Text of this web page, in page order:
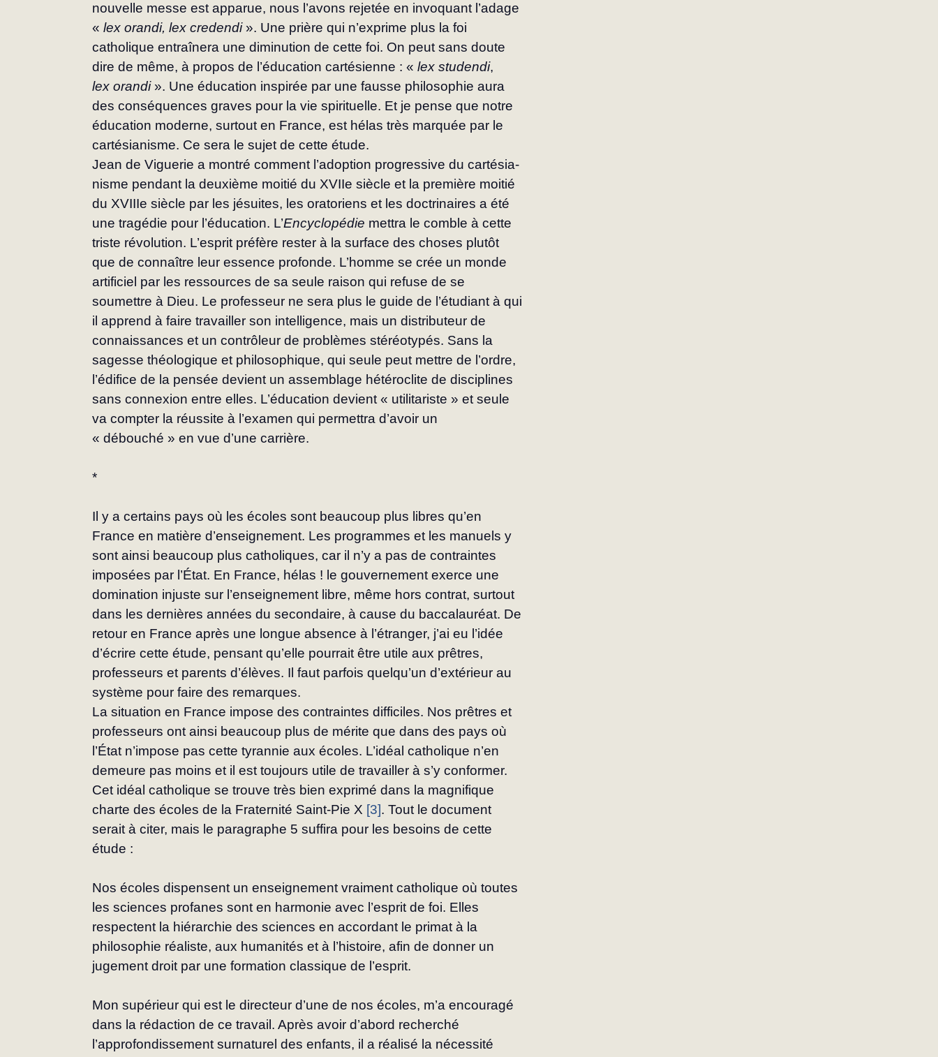
nouvelle messe est apparue, nous l’avons rejetée en invoquant l’adage
« lex orandi, lex credendi ». Une prière qui n’exprime plus la foi
catholique entraînera une diminution de cette foi. On peut sans doute
dire de même, à propos de l’éducation cartésienne : « lex studendi,
lex orandi ». Une éducation inspirée par une fausse philosophie aura
des consé­quences graves pour la vie spirituelle. Et je pense que notre
éducation moderne, surtout en France, est hélas très marquée par le
cartésianisme. Ce sera le sujet de cette étude.
Jean de Viguerie a montré comment l’adoption progressive du cartésia­
nisme pendant la deuxième moitié du XVIIe siècle et la première moitié
du XVIIIe siècle par les jésuites, les oratoriens et les doctrinaires a été
une tragédie pour l’éducation. L’Encyclopédie mettra le comble à cette
triste révolution. L’esprit préfère rester à la surface des choses plutôt
que de connaître leur essence pro­fonde. L’homme se crée un monde
artificiel par les ressources de sa seule raison qui refuse de se
soumettre à Dieu. Le professeur ne sera plus le guide de l’étu­diant à qui
il apprend à faire travailler son intelligence, mais un distributeur de
connaissances et un contrôleur de problèmes stéréotypés. Sans la
sagesse théolo­gique et philosophique, qui seule peut mettre de l’ordre,
l’édifice de la pensée devient un assemblage hétéroclite de disciplines
sans connexion entre elles. L’éducation devient « utilitariste » et seule
va compter la réussite à l’examen qui permettra d’avoir un
« débouché » en vue d’une carrière.
*
Il y a certains pays où les écoles sont beaucoup plus libres qu’en
France en matière d’enseignement. Les programmes et les manuels y
sont ainsi beaucoup plus catholiques, car il n’y a pas de contraintes
imposées par l’État. En France, hélas ! le gouvernement exerce une
domination injuste sur l’enseignement libre, même hors contrat, surtout
dans les dernières années du secondaire, à cause du baccalauréat. De
retour en France après une longue absence à l’étranger, j’ai eu l’idée
d’écrire cette étude, pensant qu’elle pourrait être utile aux prêtres,
profes­seurs et parents d’élèves. Il faut parfois quelqu’un d’extérieur au
système pour faire des remarques.
La situation en France impose des contraintes difficiles. Nos prêtres et
pro­fesseurs ont ainsi beaucoup plus de mérite que dans des pays où
l’État n’impose pas cette tyrannie aux écoles. L’idéal catholique n’en
demeure pas moins et il est toujours utile de travailler à s’y conformer.
Cet idéal catholique se trouve très bien exprimé dans la magnifique
charte des écoles de la Fraternité Saint-Pie X [3]. Tout le document
serait à citer, mais le paragraphe 5 suffira pour les besoins de cette
étude :
Nos écoles dispensent un enseignement vraiment catholique où toutes
les sciences profanes sont en harmonie avec l’esprit de foi. Elles
respectent la hiérarchie des sciences en accordant le primat à la
philosophie réaliste, aux humanités et à l’his­toire, afin de donner un
jugement droit par une formation classique de l’esprit.
Mon supérieur qui est le directeur d’une de nos écoles, m’a encouragé
dans la rédaction de ce travail. Après avoir d’abord recherché
l’approfondissement surnaturel des enfants, il a réalisé la nécessité